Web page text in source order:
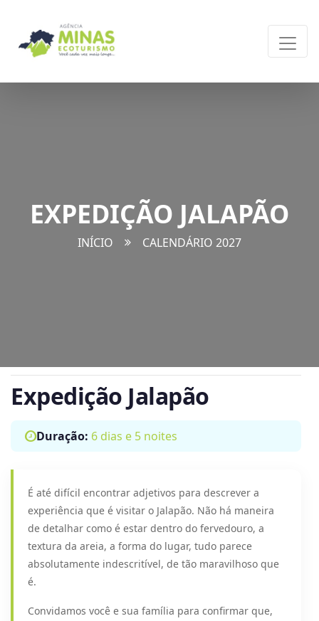
EXPEDIÇÃO JALAPÃO
INÍCIO CALENDÁRIO 2027
Expedição Jalapão
Duração: 6 dias e 5 noites
É até difícil encontrar adjetivos para descrever a
experiência que é visitar o Jalapão. Não há maneira
de detalhar como é estar dentro do fervedouro, a
textura da areia, a forma do lugar, tudo parece
absolutamente indescritível, de tão maravilhoso que
é.
Convidamos você e sua família para confirmar que,